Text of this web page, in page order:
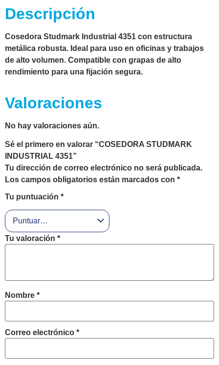
Descripción
Cosedora Studmark Industrial 4351 con estructura
metálica robusta. Ideal para uso en oficinas y trabajos
de alto volumen. Compatible con grapas de alto
rendimiento para una fijación segura.
Valoraciones
No hay valoraciones aún.
Sé el primero en valorar “COSEDORA STUDMARK
INDUSTRIAL 4351”
Tu dirección de correo electrónico no será publicada.
Los campos obligatorios están marcados con *
Tu puntuación *
Tu valoración *
Nombre *
Correo electrónico *